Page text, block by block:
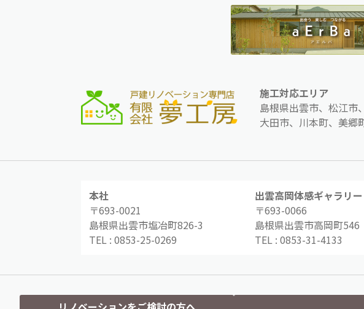
施工対応エリア
島根県出雲市、松江市
大田市、川本町、美郷
本社
〒693-0021
島根県出雲市塩冶町826-3
TEL : 0853-25-0269
出雲高岡体感ギャラリー
〒693-0066
島根県出雲市高岡町546
TEL : 0853-31-4133